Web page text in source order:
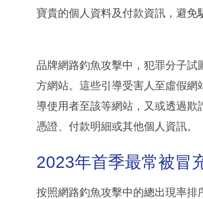
寶貴的個人資料及付款資訊，避免
品牌網路釣魚攻擊中，犯罪分子
方網站。這些引導受害人至虛假網
導使用者至該等網站，又或透過
憑證、付款明細或其他個人資訊。
2023年首季最常被冒
按照網路釣魚攻擊中的總出現率排